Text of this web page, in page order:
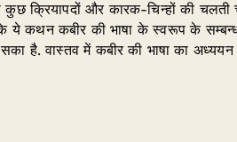
कुछ क्रियापदों और कारक-चिन्हों की
कथन कबीर की भाषा के स्वरूप के
है. वास्तव में कबीर की भाषा का अध्ययन